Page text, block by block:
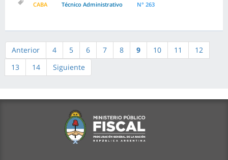
CABA Técnico Administrativo N° 263
Anterior 4 5 6 7 8 9 10 11
12
13
14 Siguiente